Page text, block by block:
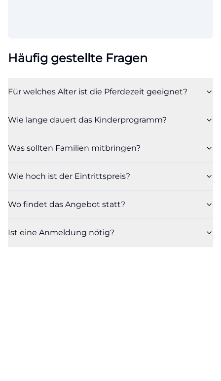
Häufig gestellte Fragen
Für welches Alter ist die Pferdezeit geeignet?
Wie lange dauert das Kinderprogramm?
Was sollten Familien mitbringen?
Wie hoch ist der Eintrittspreis?
Wo findet das Angebot statt?
Ist eine Anmeldung nötig?